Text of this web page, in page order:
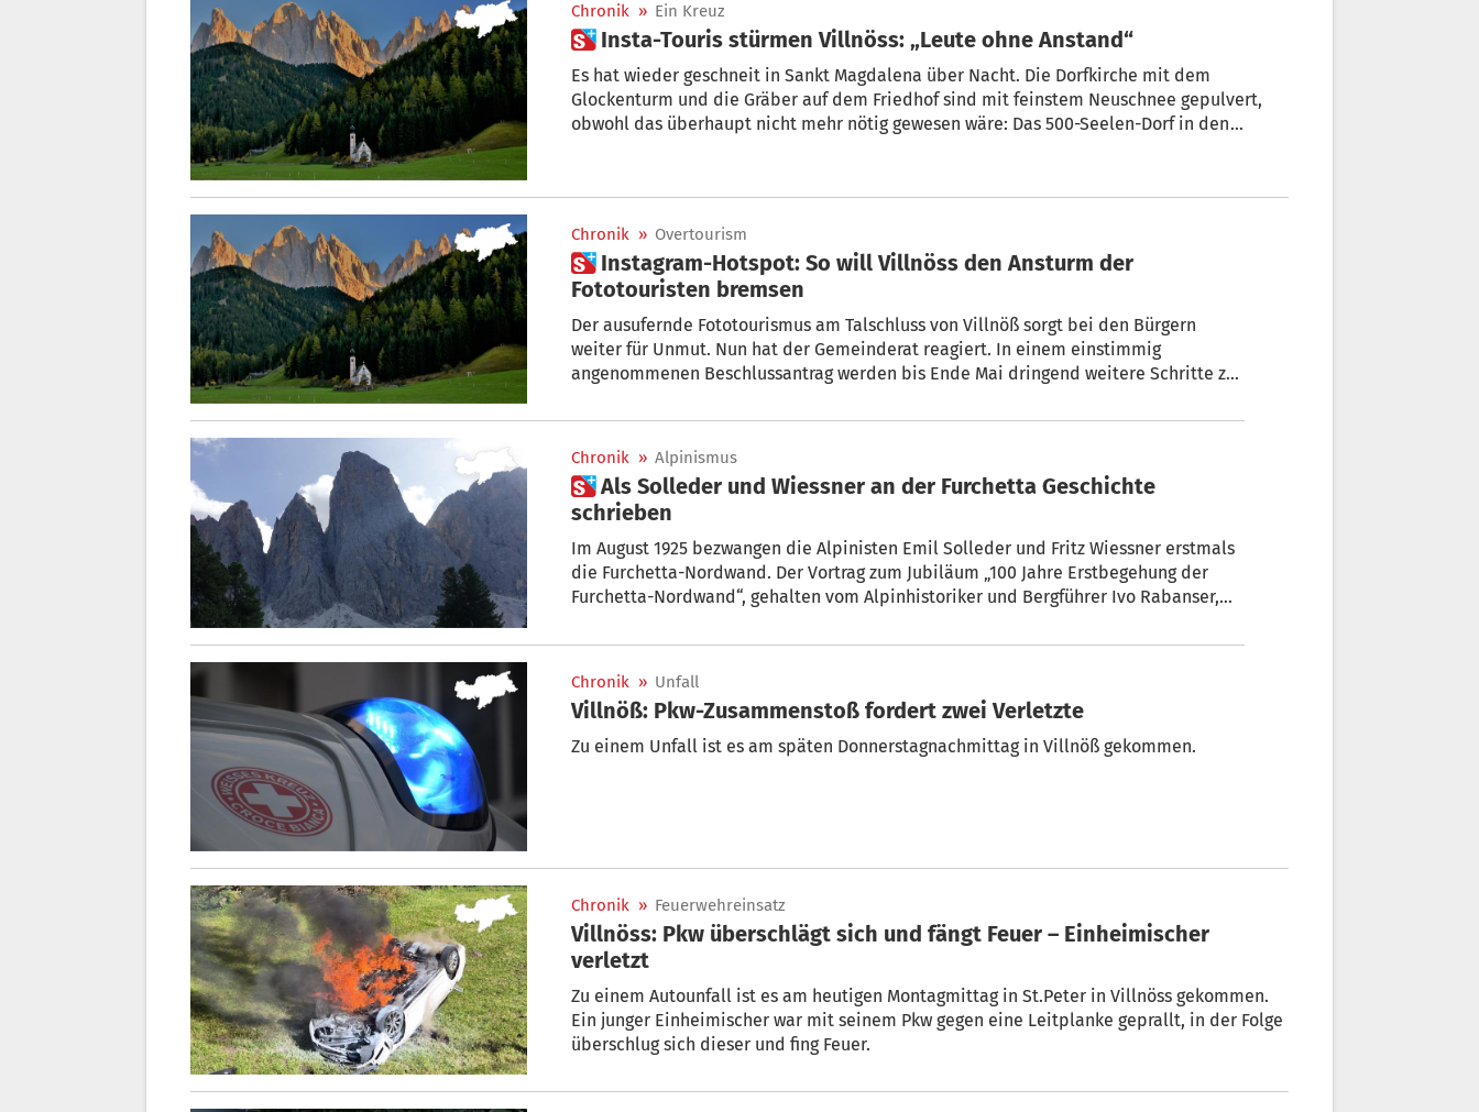
Chronik » Ein Kreuz
 Insta-Touris stürmen Villnöss: „Leute ohne Anstand“
Es hat wieder geschneit in Sankt Magdalena über Nacht. Die Dorfkirche mit dem
Glockenturm und die Gräber auf dem Friedhof sind mit feinstem Neuschnee gepulvert,
obwohl das überhaupt nicht mehr nötig gewesen wäre: Das 500-Seelen-Dorf in den
mehr zum Verhängnis wird.
Chronik » Overtourism
 Instagram-Hotspot: So will Villnöss den Ansturm der
Fototouristen bremsen
Der ausufernde Fototourismus am Talschluss von Villnöß sorgt bei den Bürgern
weiter für Unmut. Nun hat der Gemeinderat reagiert. In einem einstimmig
angenommenen Beschlussantrag werden bis Ende Mai dringend weitere Schritte zur
gefordert.
Chronik » Alpinismus
 Als Solleder und Wiessner an der Furchetta Geschichte
schrieben
Im August 1925 bezwangen die Alpinisten Emil Solleder und Fritz Wiessner erstmals
die Furchetta-Nordwand. Der Vortrag zum Jubiläum „100 Jahre Erstbegehung der
Furchetta-Nordwand“, gehalten vom Alpinhistoriker und Bergführer Ivo Rabanser,
Chronik » Unfall
Villnöß: Pkw-Zusammenstoß fordert zwei Verletzte
Zu einem Unfall ist es am späten Donnerstagnachmittag in Villnöß gekommen.
Chronik » Feuerwehreinsatz
Villnöss: Pkw überschlägt sich und fängt Feuer – Einheimischer
verletzt
Zu einem Autounfall ist es am heutigen Montagmittag in St.Peter in Villnöss gekommen.
Ein junger Einheimischer war mit seinem Pkw gegen eine Leitplanke geprallt, in der Folge
überschlug sich dieser und fing Feuer.